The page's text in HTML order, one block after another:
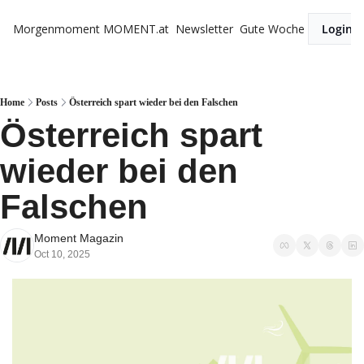
Morgenmoment MOMENT.at Newsletter Gute Woche Login
Home Posts Österreich spart wieder bei den Falschen
Österreich spart
wieder bei den
Falschen
Moment Magazin
Oct 10, 2025